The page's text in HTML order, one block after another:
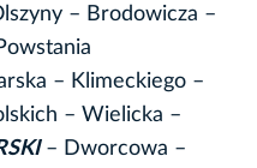
– Brodowicza –
– Klimeckiego –
– Wielicka –
– Dworcowa –